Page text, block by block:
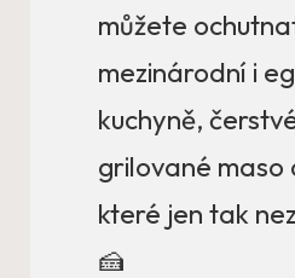
můžete
mezinárodní i
kuchyně,
grilované maso
které jen tak
🍰